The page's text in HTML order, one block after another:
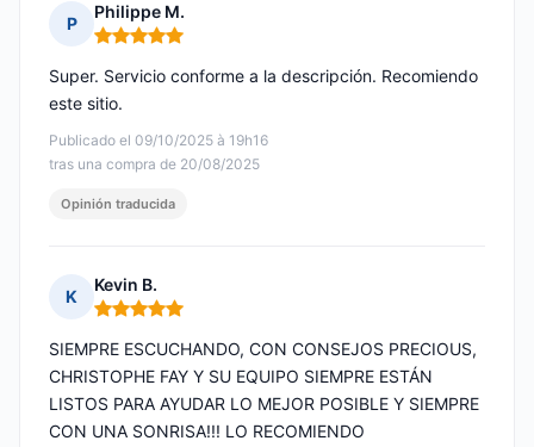
P
Philippe M.
Nota: 5 de 5
Publicado el 09/10/2025 à 19h16
tras una compra de 20/08/2025
Super. Servicio conforme a la descripción. Recomiendo
este sitio.
Opinión traducida
K
Kevin B.
Nota: 5 de 5
SIEMPRE ESCUCHANDO, CON CONSEJOS PRECIOUS,
CHRISTOPHE FAY Y SU EQUIPO SIEMPRE ESTÁN
LISTOS PARA AYUDAR LO MEJOR POSIBLE Y SIEMPRE
CON UNA SONRISA!!! LO RECOMIENDO